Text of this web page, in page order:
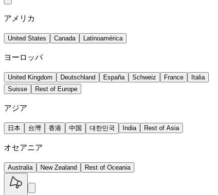
アメリカ
United States Canada Latinoamérica
ヨーロッパ
United Kingdom Deutschland España Schweiz France
Italia
Suisse
Rest of Europe
アジア
日本 台灣 香港 中国 대한민국 India Rest of Asia
オセアニア
Australia New Zealand Rest of Oceania